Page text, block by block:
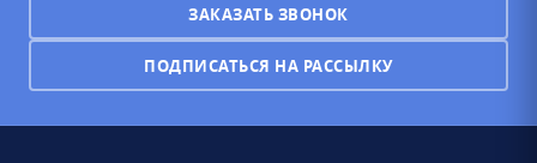
ЗАКАЗАТЬ ЗВОНОК
ПОДПИСАТЬСЯ НА РАССЫЛКУ